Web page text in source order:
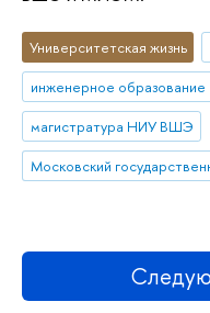
Университетская жизнь
инженерное образование
магистратура НИУ ВШЭ